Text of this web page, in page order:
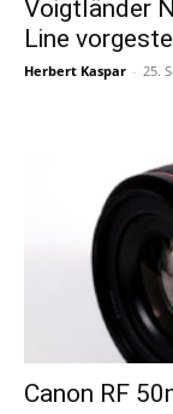
Voigtländer
Line
Herbert Kaspar - 25.
Canon RF